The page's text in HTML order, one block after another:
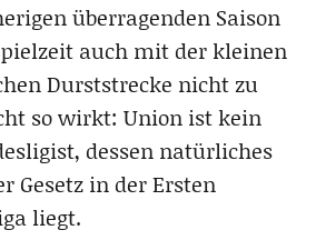
überragenden Saison
auch mit der kleinen
Durststrecke nicht zu
so wirkt: Union ist kein
dessen natürliches
Gesetz in der Ersten
liegt.